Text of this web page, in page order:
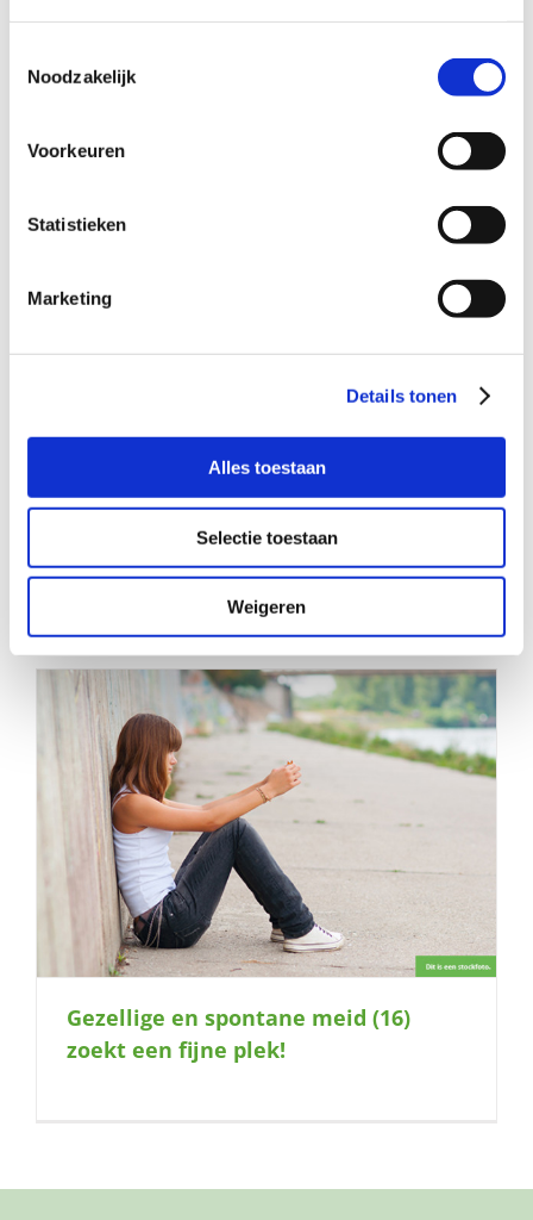
Noodzakelijk
Voorkeuren
Statistieken
Marketing
Details tonen
Alles toestaan
Selectie toestaan
Weigeren
Liefdevol gezin zoekt gezelligheid en
Heb jij zin in plezier met mij?
Gezellige en spontane meid (16)
zoekt een fijne plek!